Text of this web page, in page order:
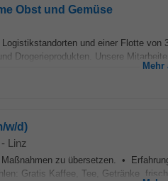
Obst und Gemüse
und einer Flotte
Drogerieprodukten. Unsere
Mehr
w/d)
- Linz
zu übersetzen. •
Gratis Kaffee, Tee, Getränke,